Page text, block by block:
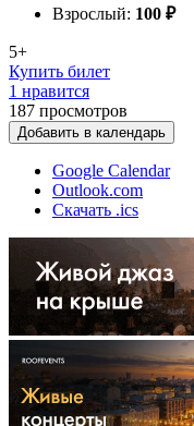
Взрослый: 100 ₽
5+
Купить билет
1 нравится
187 просмотров
Добавить в календарь
Google Calendar
Outlook.com
Скачать .ics